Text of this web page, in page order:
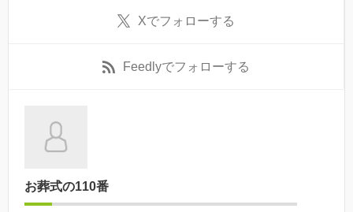
Xでフォローする
Feedlyでフォローする
お葬式の110番